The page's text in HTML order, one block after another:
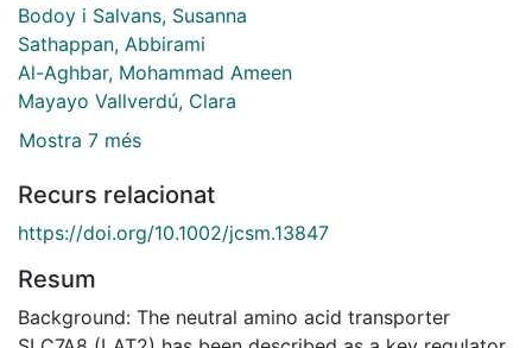
Bodoy i Salvans, Susanna
Sathappan, Abbirami
Al-Aghbar, Mohammad Ameen
Mayayo Vallverdú, Clara
Mostra 7 més
Recurs relacionat
https://doi.org/10.1002/jcsm.13847
Resum
Background: The neutral amino acid transporter